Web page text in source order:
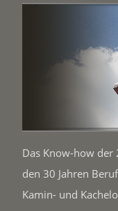
Das Know-how
den 30 Jahren
Kamin- und